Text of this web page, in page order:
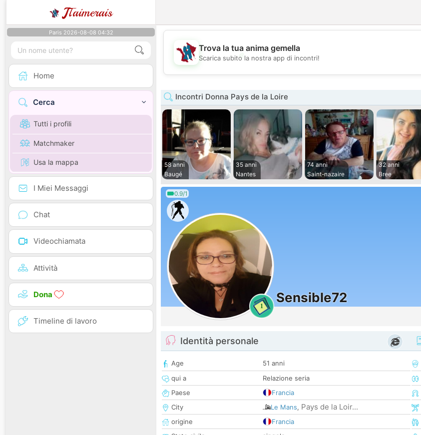
JTaimerais
Paris 2026-08-08 04:32
Home
Cerca
Tutti i profili
Matchmaker
Usa la mappa
I Miei Messaggi
Chat
Videochiamata
Attività
Dona
Timeline di lavoro
💖
💕
Trova la tua anima gemella
Scarica subito la nostra app di incontri!
Incontri Donna Pays de la Loire
58 anni
Baugé
35 anni
Nantes
74 anni
Saint-nazaire
32 anni
Bree
0.9/1
1
Sensible72
Identità personale
Age
51 anni
qui a
Relazione seria
Paese
Francia
City
Le Mans, Pays de la Loir...
origine
Francia